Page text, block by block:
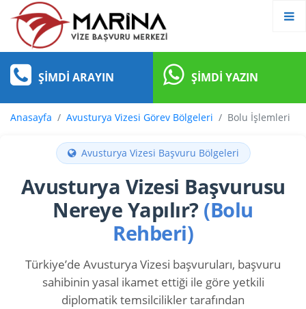
ŞIMDI ARAYIN ŞIMDI YAZIN
Anasayfa Avusturya Vizesi Görev Bölgeleri Bolu İşlemleri
Avusturya Vizesi Başvuru Bölgeleri
Avusturya Vizesi Başvurusu
Nereye Yapılır? (Bolu
Rehberi)
Türkiye’de Avusturya Vizesi başvuruları, başvuru
sahibinin yasal ikamet ettiği ile göre yetkili
diplomatik temsilcilikler tarafından